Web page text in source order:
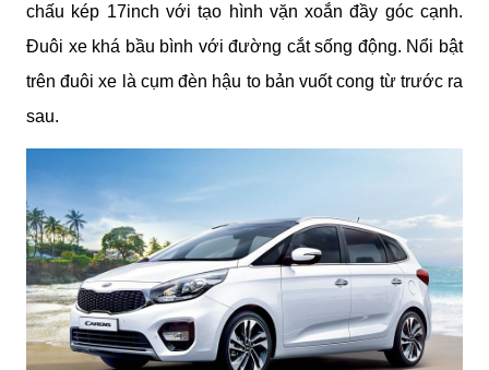
chấu kép 17inch với tạo hình vặn xoắn đầy góc cạnh.
Đuôi xe khá bầu bình với đường cắt sống động. Nổi bật
trên đuôi xe là cụm đèn hậu to bản vuốt cong từ trước ra
sau.